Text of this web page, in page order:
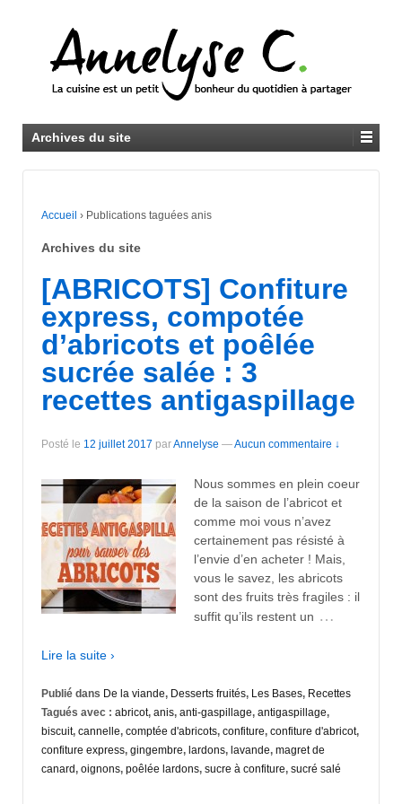
Archives du site
Accueil › Publications taguées anis
Archives du site
[ABRICOTS] Confiture
express, compotée
d’abricots et poêlée
sucrée salée : 3
recettes antigaspillage
Posté le 12 juillet 2017 parAnnelyse —Aucun commentaire ↓
Nous sommes en plein coeur
de la saison de l’abricot et
comme moi vous n’avez
certainement pas résisté à
l’envie d’en acheter ! Mais,
vous le savez, les abricots
sont des fruits très fragiles : il
suffit qu’ils restent un …
Lire la suite ›
Publié dans De la viande, Desserts fruités, Les Bases, Recettes
Tagués avec : abricot, anis, anti-gaspillage, antigaspillage,
biscuit, cannelle, comptée d'abricots, confiture, confiture d'abricot,
confiture express, gingembre, lardons, lavande, magret de
canard, oignons, poêlée lardons, sucre à confiture, sucré salé